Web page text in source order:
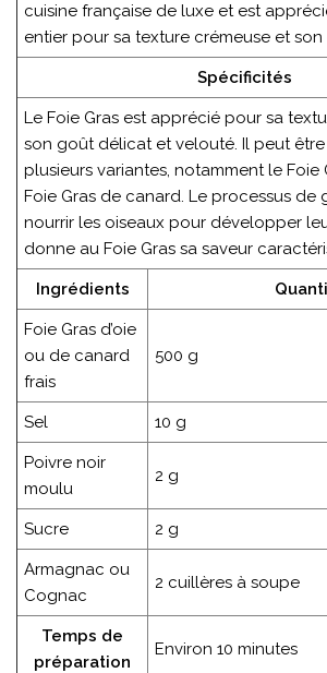
cuisine française de luxe et est
entier pour sa texture crémeuse et
Spécificités
Le Foie Gras est apprécié pour sa
son goût délicat et velouté. Il peut
plusieurs variantes, notamment le Foie
Foie Gras de canard. Le processus de
nourrir les oiseaux pour développer
donne au Foie Gras sa saveur
Ingrédients
Foie Gras d’oie
ou de canard
frais
500 g
Sel 10 g
Poivre noir
moulu
2 g
Sucre 2 g
Armagnac ou
Cognac
2 cuillères à soupe
Temps de
préparation
Environ 10 minutes